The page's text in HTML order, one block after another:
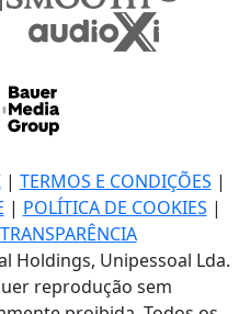
| TERMOS E CONDIÇÕES |
| POLÍTICA DE COOKIES |
TRANSPARÊNCIA
Holdings, Unipessoal Lda.
reprodução sem